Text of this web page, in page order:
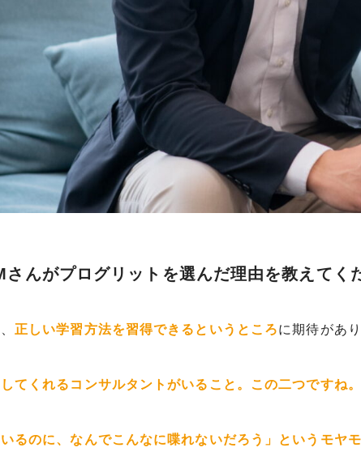
んがプログリットを選んだ理由を教えてく
正しい学習方法を習得できるというところに期待があ
てくれるコンサルタントがいること。この二つですね。
るのに、なんでこんなに喋れないだろう」というモヤ